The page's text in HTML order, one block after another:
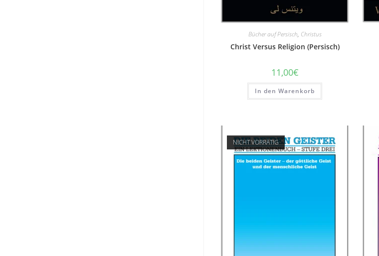
Bücher auf Persisch, Christus
Christ Versus Religion (Persisch)
11,00€
In den Warenkorb
NICHT VORRÄTIG